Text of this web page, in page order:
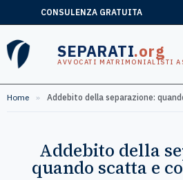
CONSULENZA GRATUITA
SEPARATI.org
AVVOCATI MATRIMONIALISTI
Home » Addebito della separazione:
Addebito della
quando scatta e